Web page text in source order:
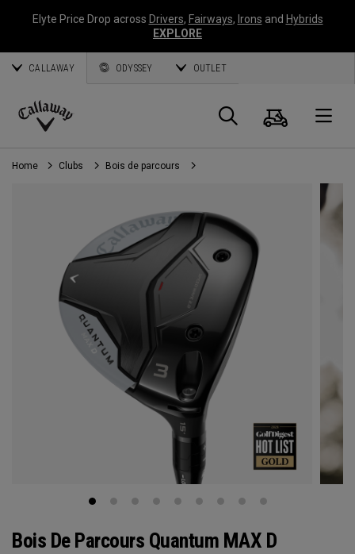
Elyte Price Drop across Drivers, Fairways, Irons and Hybrids
EXPLORE
CALLAWAY ODYSSEY OUTLET
Callaway
Golf
Panier
Home Clubs Bois de parcours
Bois De Parcours Quantum MAX D